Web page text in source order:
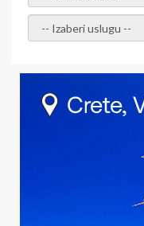
- Izaberite uslugu -